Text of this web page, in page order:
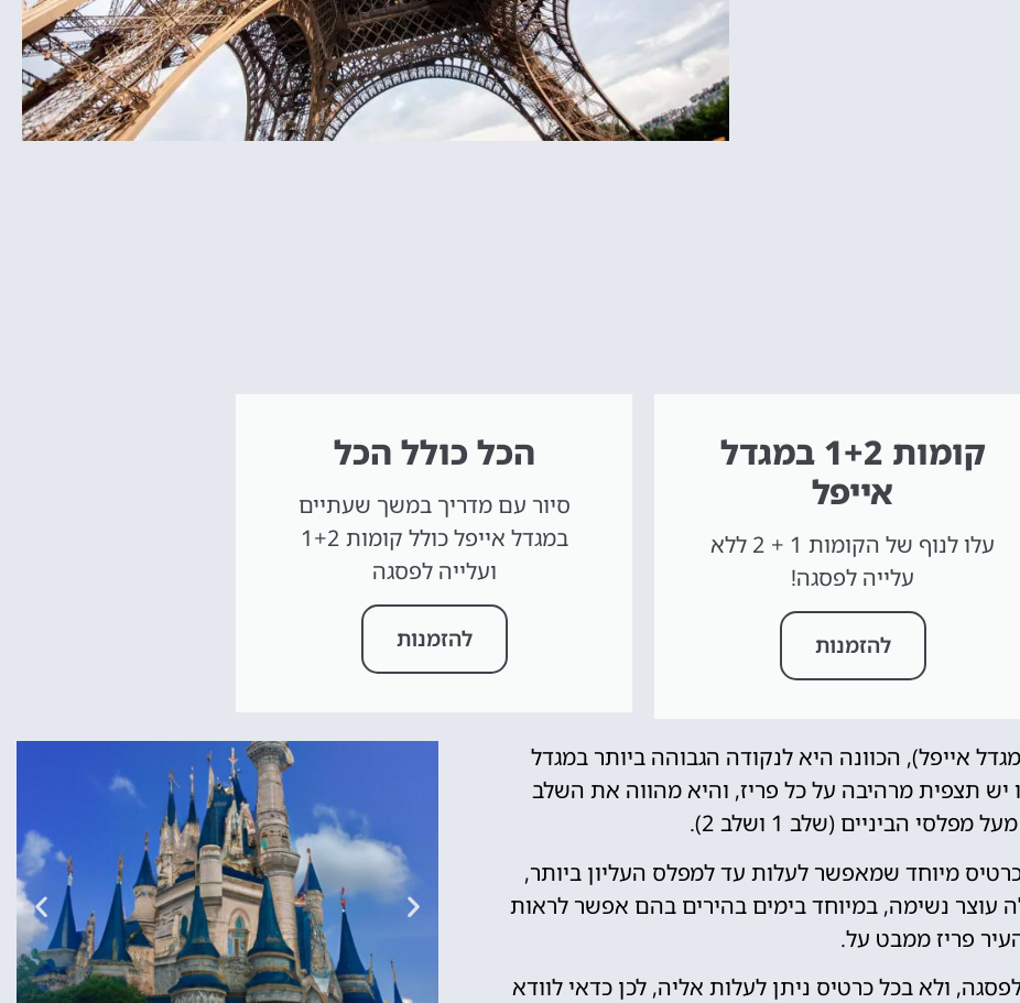
קומות 1+2 במגדל
אייפל
עלו לנוף של הקומות 1 + 2 ללא
עלייה לפסגה!
להזמנות
הכל כולל הכל
סיור עם מדריך במשך שעתיים
במגדל אייפל כולל קומות 1+2
ועלייה לפסגה
להזמנות
אייפל), הכוונה היא לנקודה הגבוהה ביותר במגדל
יש תצפית מרהיבה על כל פריז, והיא מהווה את השלב
הביניים (שלב 1 ושלב 2).
מיוחד שמאפשר לעלות עד למפלס העליון ביותר,
עוצר נשימה, במיוחד בימים בהירים בהם אפשר לראות
פריז ממבט על.
ולא בכל כרטיס ניתן לעלות אליה, לכן כדאי לוודא